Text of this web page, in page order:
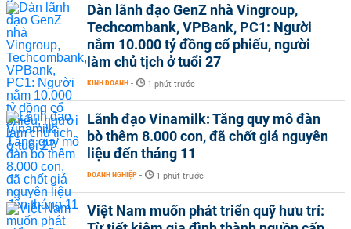
Dàn lãnh đạo GenZ nhà Vingroup,
Techcombank, VPBank, PC1: Người
nắm 10.000 tỷ đồng cổ phiếu, người
làm chủ tịch ở tuổi 27
KINH DOANH - 1 phút trước
Lãnh đạo Vinamilk: Tăng quy mô đàn
bò thêm 8.000 con, đã chốt giá nguyên
liệu đến tháng 11
DOANH NGHIỆP - 1 phút trước
Việt Nam muốn phát triển quỹ hưu trí: